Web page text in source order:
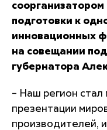
подготовки к
инновационных
на совещании
губернатора
– Наш регион
презентации
производителей,